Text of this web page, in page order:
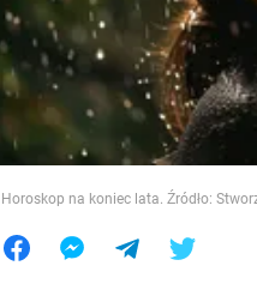
Jedzenie
Horoskop na koniec lata. Źródło: